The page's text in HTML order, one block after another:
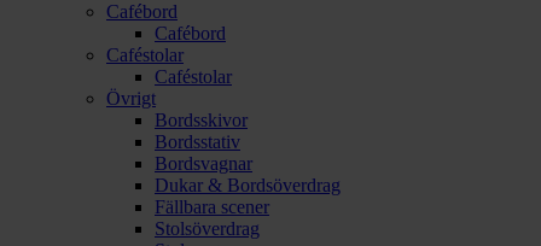
Cafébord
Cafébord
Caféstolar
Caféstolar
Övrigt
Bordsskivor
Bordsstativ
Bordsvagnar
Dukar & Bordsöverdrag
Fällbara scener
Stolsöverdrag